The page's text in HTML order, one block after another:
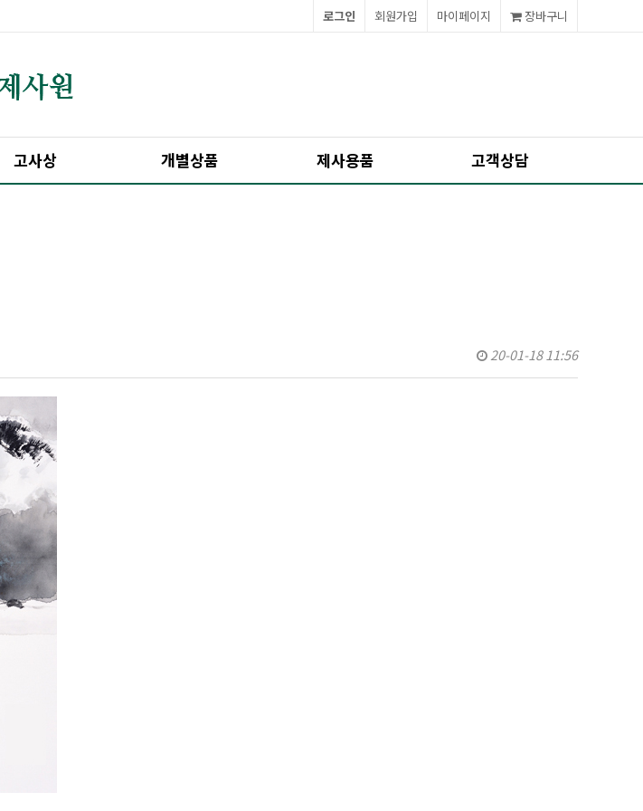
장바구니
마이페이지
회원가입
로그인
고사상 개별상품 제사용품 고객상담
20-01-18 11:56